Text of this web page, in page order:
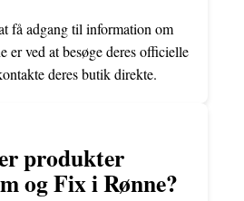
få adgang til information om
er ved at besøge deres officielle
deres butik direkte.
produkter
og Fix i Rønne?